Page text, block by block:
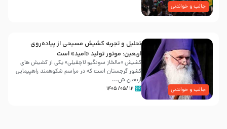
جالب و خواندنی
جالب و خواندنی
تحلیل و تجربه کشیش مسیحی از پیاده‌روی
اربعین: موتور تولید «امید» است
کشیش «مالخاز سونگیو لاچفیلی» یکی از کشیش های
کشور گرجستان است که در مراسم شکوهمند راهپیمایی
اربعین ش...
۱۲ /۰۵/ ۱۴۰۵